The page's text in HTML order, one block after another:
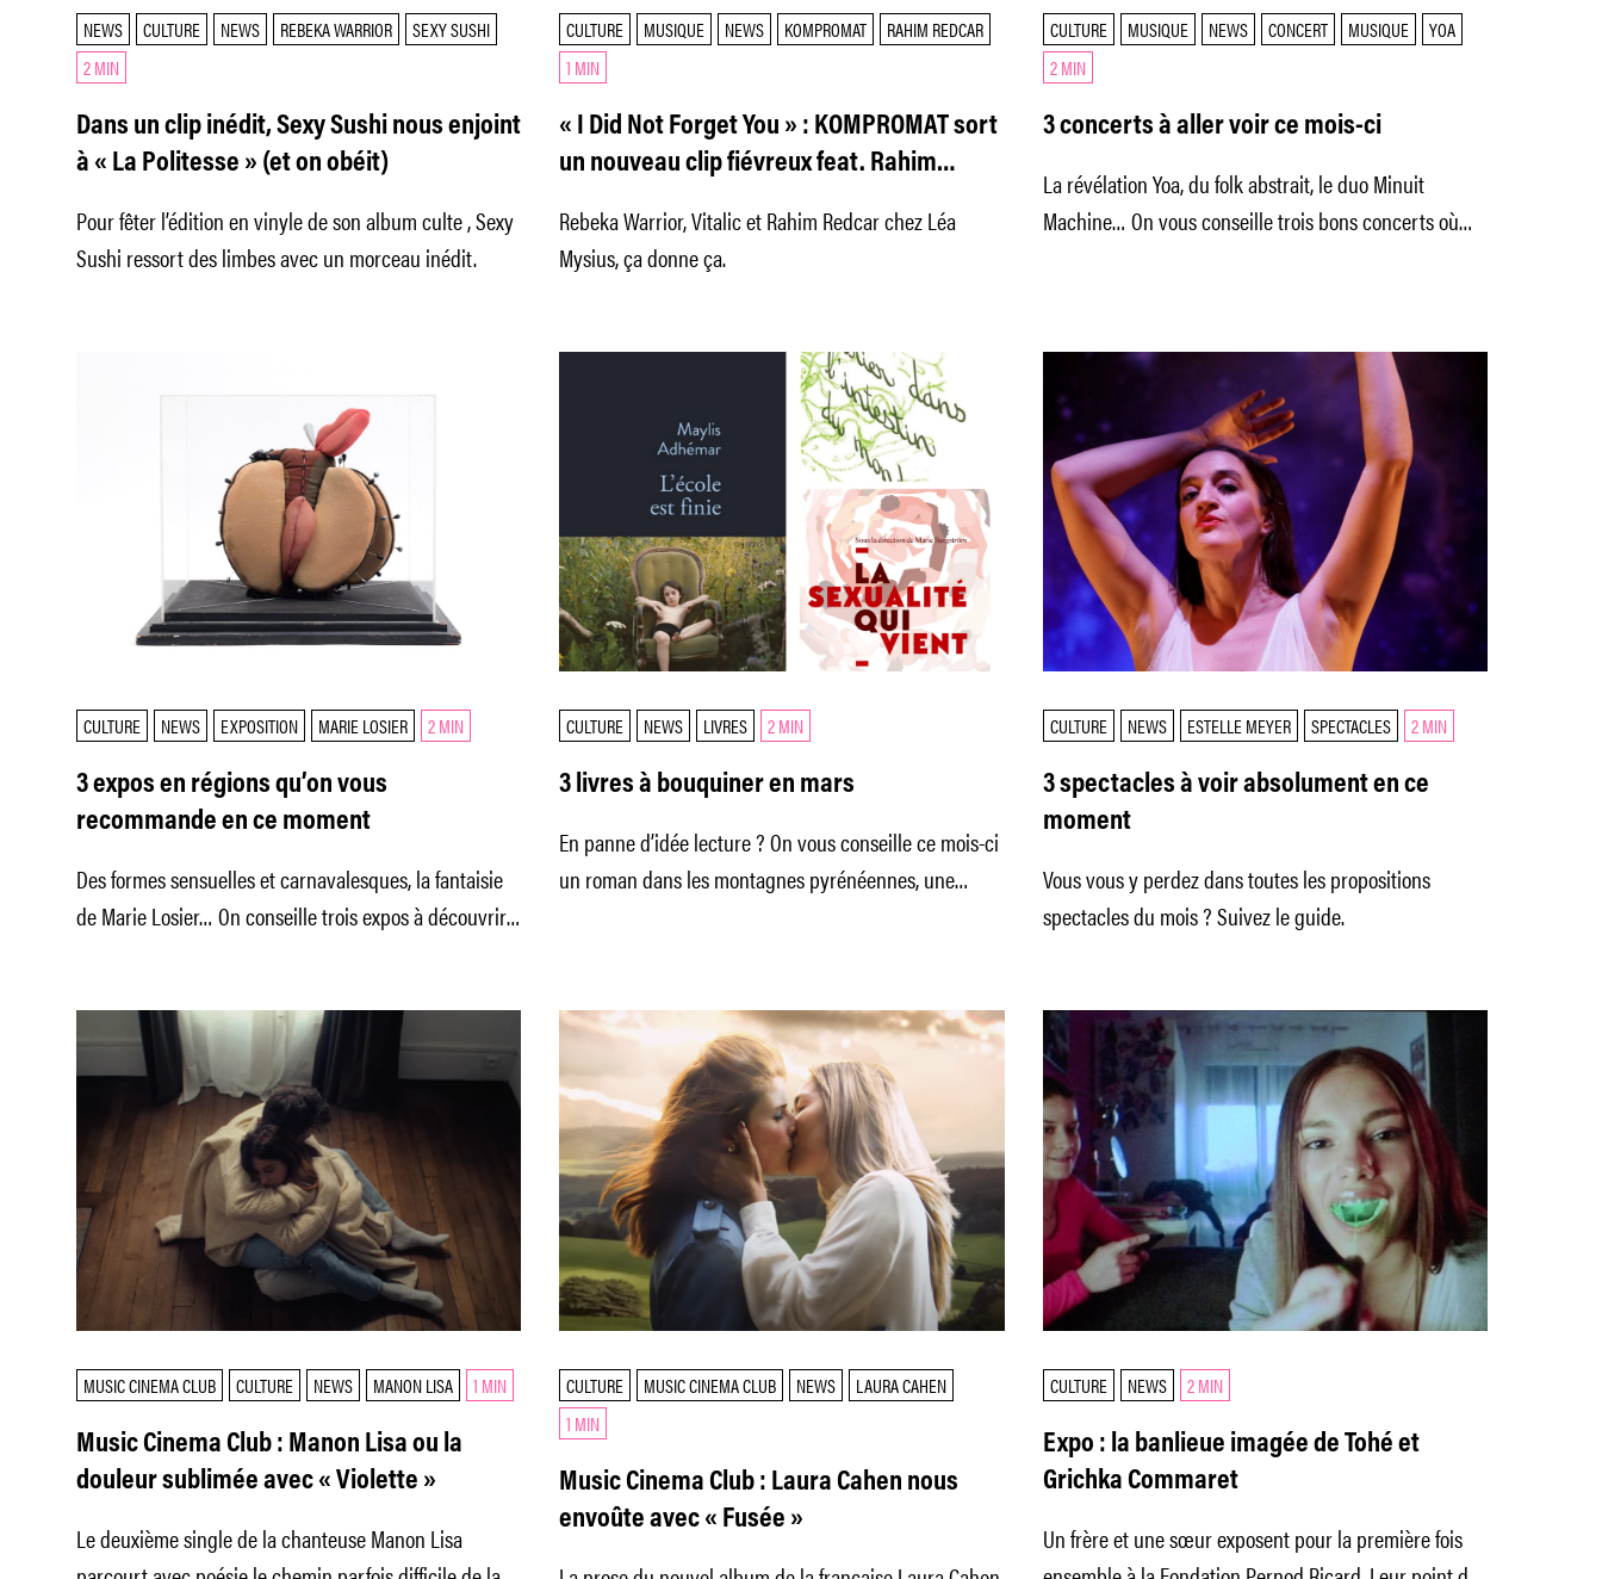
NEWS CULTURE NEWS REBEKA WARRIOR
SEXY SUSHI
2 MIN
Dans un clip inédit, Sexy Sushi nous enjoint
à « La Politesse » (et on obéit)
Pour fêter l’édition en vinyle de son album culte , Sexy
Sushi ressort des limbes avec un morceau inédit.
CULTURE MUSIQUE NEWS KOMPROMAT
RAHIM REDCAR
1 MIN
« I Did Not Forget You » : KOMPROMAT sort
un nouveau clip fiévreux feat. Rahim
Rebeka Warrior, Vitalic et Rahim Redcar chez Léa
Mysius, ça donne ça.
CULTURE MUSIQUE NEWS CONCERT MUSIQUE
YOA
2 MIN
3 concerts à aller voir ce mois-ci
La révélation Yoa, du folk abstrait, le duo Minuit
Machine… On vous conseille trois bons concerts où
CULTURE NEWS EXPOSITION MARIE LOSIER 2 MIN
3 expos en régions qu’on vous
recommande en ce moment
Des formes sensuelles et carnavalesques, la fantaisie
de Marie Losier… On conseille trois expos à découvrir
CULTURE NEWS LIVRES 2 MIN
3 livres à bouquiner en mars
En panne d’idée lecture ? On vous conseille ce mois-ci
un roman dans les montagnes pyrénéennes, une
CULTURE NEWS ESTELLE MEYER SPECTACLES 2 MIN
3 spectacles à voir absolument en ce
moment
Vous vous y perdez dans toutes les propositions
spectacles du mois ? Suivez le guide.
MUSIC CINEMA CLUB CULTURE NEWS MANON LISA 1 MIN
Music Cinema Club : Manon Lisa ou la
douleur sublimée avec « Violette »
Le deuxième single de la chanteuse Manon Lisa
CULTURE MUSIC CINEMA CLUB NEWS
LAURA CAHEN
1 MIN
Music Cinema Club : Laura Cahen nous
envoûte avec « Fusée »
CULTURE NEWS 2 MIN
Expo : la banlieue imagée de Tohé et
Grichka Commaret
Un frère et une sœur exposent pour la première fois